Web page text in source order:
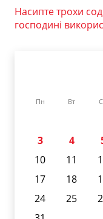
Насипте трохи
господині
Пн Вт
3
4
10
11
17
18
24
25